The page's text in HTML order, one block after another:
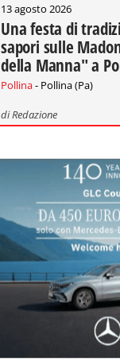
13 agosto 2026
Una festa di
sapori sulle
della Manna" a
Pollina- Pollina (Pa)
diRedazione